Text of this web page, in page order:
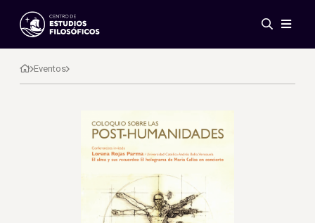
Eventos
Novedades
Investigación
Publicaciones
Acerca de nosotros
Eventos